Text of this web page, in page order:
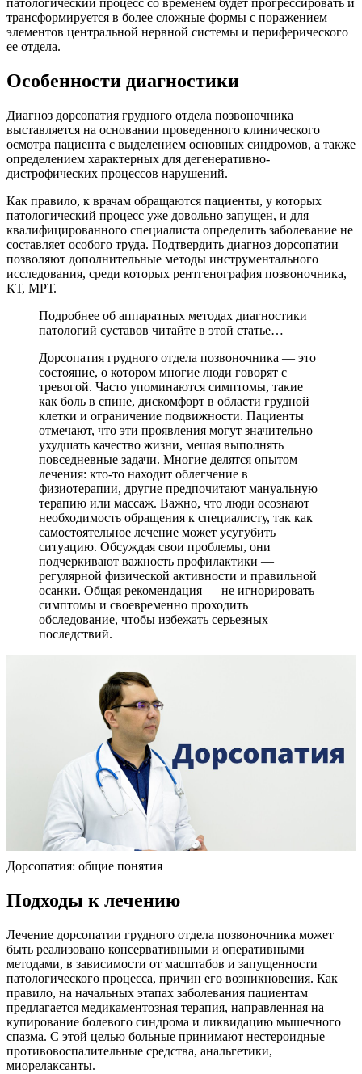
патологический процесс со временем будет прогрессировать и
трансформируется в более сложные формы с поражением
элементов центральной нервной системы и периферического
ее отдела.
Особенности диагностики
Диагноз дорсопатия грудного отдела позвоночника
выставляется на основании проведенного клинического
осмотра пациента с выделением основных синдромов, а также
определением характерных для дегенеративно-
дистрофических процессов нарушений.
Как правило, к врачам обращаются пациенты, у которых
патологический процесс уже довольно запущен, и для
квалифицированного специалиста определить заболевание не
составляет особого труда. Подтвердить диагноз дорсопатии
позволяют дополнительные методы инструментального
исследования, среди которых рентгенография позвоночника,
КТ, МРТ.
Подробнее об аппаратных методах диагностики
патологий суставов читайте в этой статье…
Дорсопатия грудного отдела позвоночника — это
состояние, о котором многие люди говорят с
тревогой. Часто упоминаются симптомы, такие
как боль в спине, дискомфорт в области грудной
клетки и ограничение подвижности. Пациенты
отмечают, что эти проявления могут значительно
ухудшать качество жизни, мешая выполнять
повседневные задачи. Многие делятся опытом
лечения: кто-то находит облегчение в
физиотерапии, другие предпочитают мануальную
терапию или массаж. Важно, что люди осознают
необходимость обращения к специалисту, так как
самостоятельное лечение может усугубить
ситуацию. Обсуждая свои проблемы, они
подчеркивают важность профилактики —
регулярной физической активности и правильной
осанки. Общая рекомендация — не игнорировать
симптомы и своевременно проходить
обследование, чтобы избежать серьезных
последствий.
Дорсопатия: общие понятия
Подходы к лечению
Лечение дорсопатии грудного отдела позвоночника может
быть реализовано консервативными и оперативными
методами, в зависимости от масштабов и запущенности
патологического процесса, причин его возникновения. Как
правило, на начальных этапах заболевания пациентам
предлагается медикаментозная терапия, направленная на
купирование болевого синдрома и ликвидацию мышечного
спазма. С этой целью больные принимают нестероидные
противовоспалительные средства, анальгетики,
миорелаксанты.